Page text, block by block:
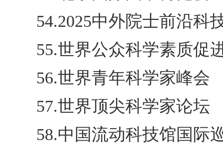
54.2025中外院士前沿科
55.世界公众科学素质促
56.世界青年科学家峰会
57.世界顶尖科学家论坛
58.中国流动科技馆国际